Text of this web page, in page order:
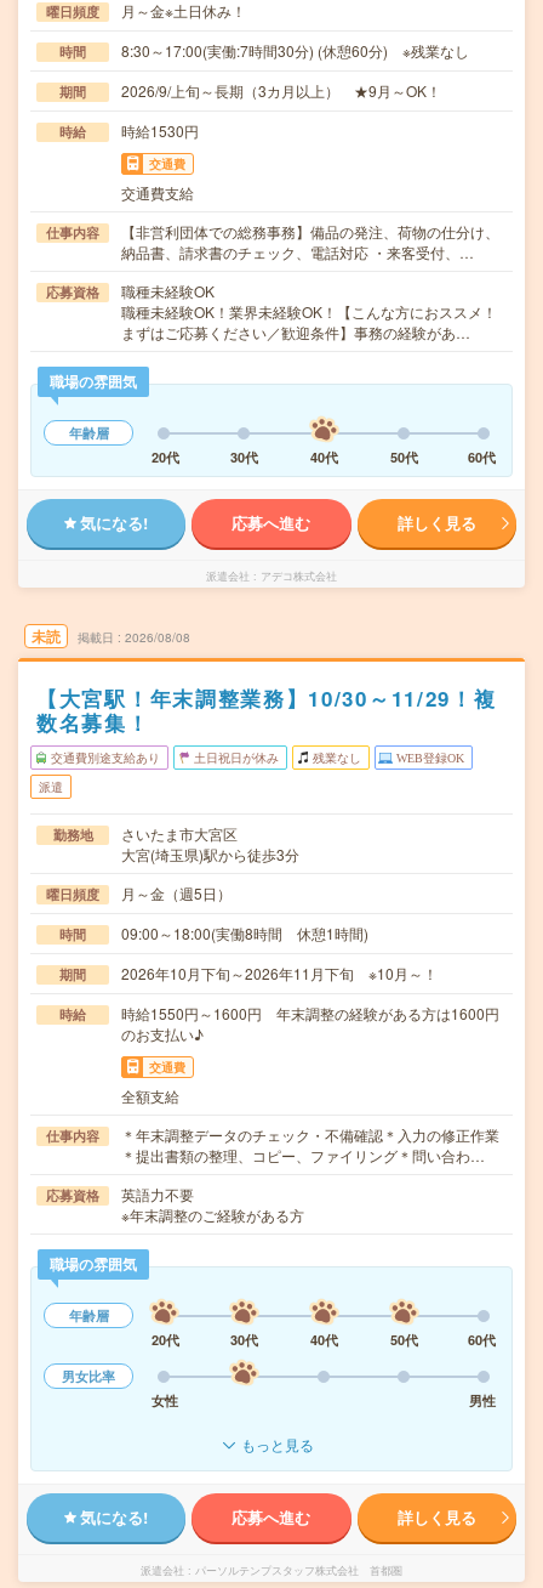
曜日頻度 月～金※土日休み！
時間 8:30～17:00(実働:7時間30分) (休憩60分) ※残業なし
期間 2026/9/上旬～長期（3カ月以上） ★9月～OK！
時給 時給1530円
交通費
交通費支給
仕事内容
【非営利団体での総務事務】備品の発注、荷物の仕分け、
納品書、請求書のチェック、電話対応 ・来客受付、…
応募資格
職種未経験OK
職種未経験OK！業界未経験OK！【こんな方におススメ！
まずはご応募ください／歓迎条件】事務の経験があ…
職場の雰囲気
年齢層
20代
30代 40代 50代 60代
気になる! 応募へ進む 詳しく見る
派遣会社 アデコ株式会社
未読 掲載日 2026/08/08
【大宮駅！年末調整業務】10/30～11/29！複
数名募集！
交通費別途支給あり 土日祝日が休み 残業なし WEB登録OK
派遣
勤務地
さいたま市大宮区
大宮(埼玉県)駅から徒歩3分
曜日頻度 月～金（週5日）
時間 09:00～18:00(実働8時間 休憩1時間)
期間 2026年10月下旬～2026年11月下旬 ※10月～！
時給
時給1550円～1600円 年末調整の経験がある方は1600円
のお支払い♪
交通費
全額支給
仕事内容
＊年末調整データのチェック・不備確認＊入力の修正作業
＊提出書類の整理、コピー、ファイリング＊問い合わ…
応募資格
英語力不要
※年末調整のご経験がある方
職場の雰囲気
年齢層
20代
30代 40代 50代
60代
男女比率
女性
男性
もっと見る
気になる! 応募へ進む 詳しく見る
派遣会社 パーソルテンプスタッフ株式会社 首都圏